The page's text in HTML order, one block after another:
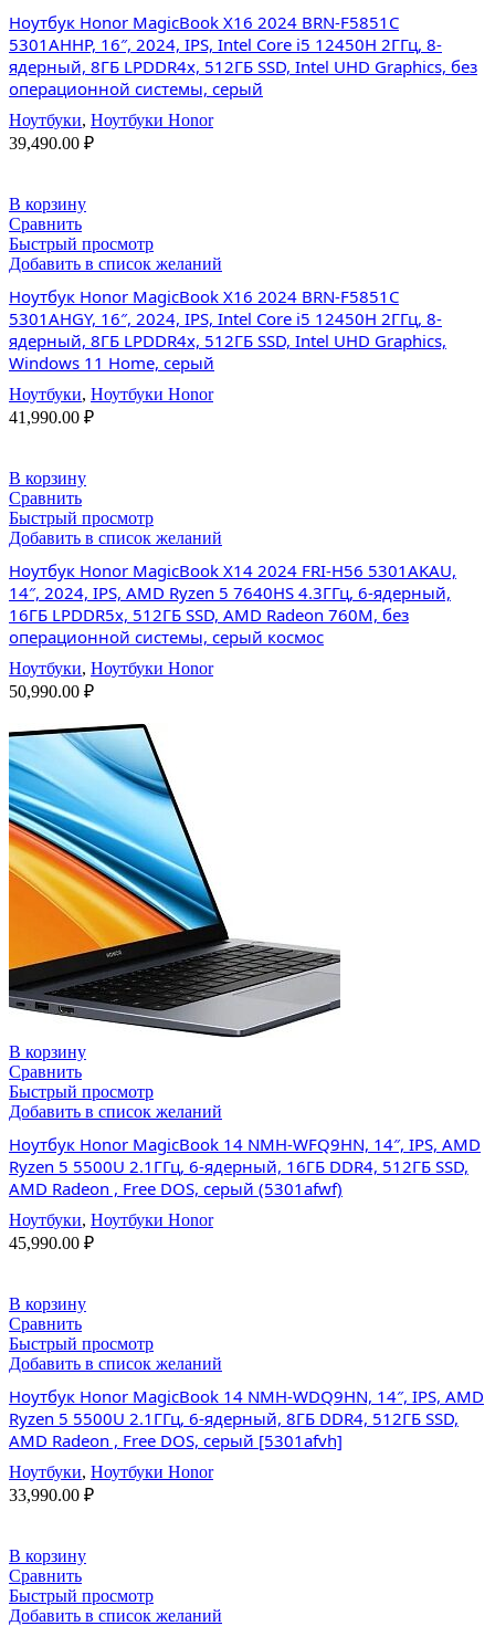
Ноутбук Honor MagicBook X16 2024 BRN-F5851C
5301AHHP, 16″, 2024, IPS, Intel Core i5 12450H 2ГГц, 8-
ядерный, 8ГБ LPDDR4x, 512ГБ SSD, Intel UHD Graphics, без
операционной системы, серый
Ноутбуки, Ноутбуки Honor
39,490.00 ₽
В корзину
Сравнить
Быстрый просмотр
Добавить в список желаний
Ноутбук Honor MagicBook X16 2024 BRN-F5851C
5301AHGY, 16″, 2024, IPS, Intel Core i5 12450H 2ГГц, 8-
ядерный, 8ГБ LPDDR4x, 512ГБ SSD, Intel UHD Graphics,
Windows 11 Home, серый
Ноутбуки, Ноутбуки Honor
41,990.00 ₽
В корзину
Сравнить
Быстрый просмотр
Добавить в список желаний
Ноутбук Honor MagicBook X14 2024 FRI-H56 5301AKAU,
14″, 2024, IPS, AMD Ryzen 5 7640HS 4.3ГГц, 6-ядерный,
16ГБ LPDDR5x, 512ГБ SSD, AMD Radeon 760M, без
операционной системы, серый космос
Ноутбуки, Ноутбуки Honor
50,990.00 ₽
В корзину
Сравнить
Быстрый просмотр
Добавить в список желаний
Ноутбук Honor MagicBook 14 NMH-WFQ9HN, 14″, IPS, AMD
Ryzen 5 5500U 2.1ГГц, 6-ядерный, 16ГБ DDR4, 512ГБ SSD,
AMD Radeon , Free DOS, серый (5301afwf)
Ноутбуки, Ноутбуки Honor
45,990.00 ₽
В корзину
Сравнить
Быстрый просмотр
Добавить в список желаний
Ноутбук Honor MagicBook 14 NMH-WDQ9HN, 14″, IPS, AMD
Ryzen 5 5500U 2.1ГГц, 6-ядерный, 8ГБ DDR4, 512ГБ SSD,
AMD Radeon , Free DOS, серый [5301afvh]
Ноутбуки, Ноутбуки Honor
33,990.00 ₽
В корзину
Сравнить
Быстрый просмотр
Добавить в список желаний